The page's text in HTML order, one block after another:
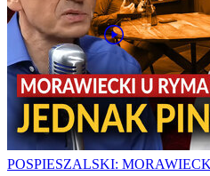
POSPIESZALSKI: